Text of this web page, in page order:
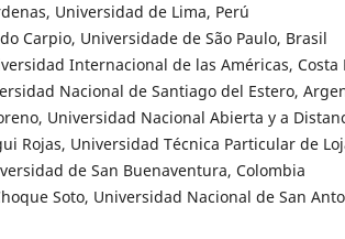
Universidad de Lima, Perú
Carpio, Universidade de São Paulo, Brasil
Internacional de las Américas, Costa
Nacional de Santiago del Estero,
Universidad Nacional Abierta y a
Rojas, Universidad Técnica Particular de
de San Buenaventura, Colombia
Soto, Universidad Nacional de San